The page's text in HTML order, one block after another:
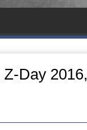
Day 2016,